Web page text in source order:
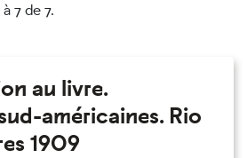
7 de 7.
au livre.
américaines. Rio
1909